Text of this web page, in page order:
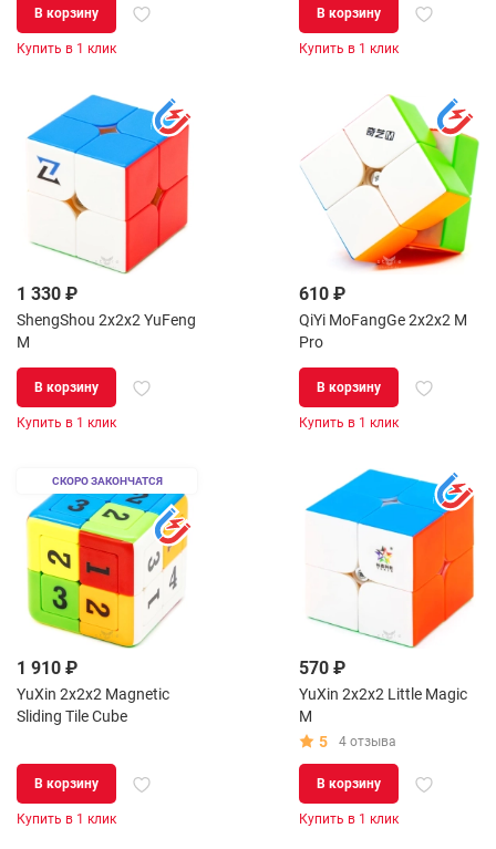
В корзину
Купить в 1 клик
В корзину
Купить в 1 клик
1 330 ₽
ShengShou 2x2x2 YuFeng
M
В корзину
Купить в 1 клик
610 ₽
QiYi MoFangGe 2x2x2 M
Pro
В корзину
Купить в 1 клик
СКОРО ЗАКОНЧАТСЯ
1 910 ₽
YuXin 2x2x2 Magnetic
Sliding Tile Cube
В корзину
Купить в 1 клик
570 ₽
YuXin 2x2x2 Little Magic
M
5
4 отзыва
В корзину
Купить в 1 клик